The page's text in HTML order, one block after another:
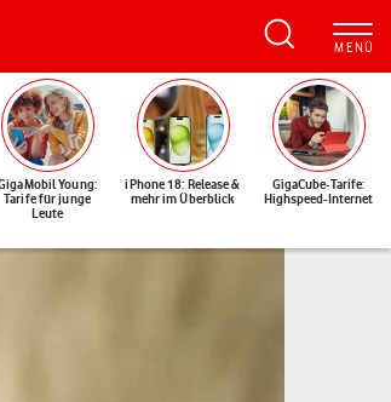
Young:
Tarife für junge
Leute
iPhone 18: Release &
mehr im Überblick
GigaCube-Tarife:
Highspeed-Internet